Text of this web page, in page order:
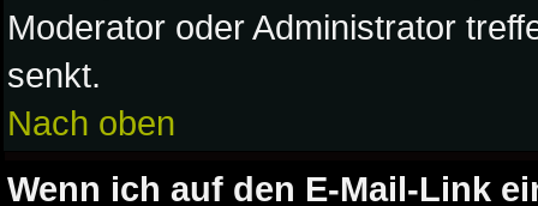
Moderator oder Administrator
senkt.
Nach oben
Wenn ich auf den E-Mail-Link